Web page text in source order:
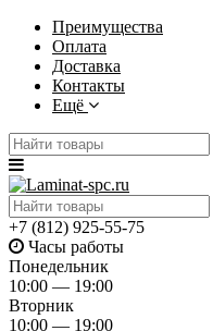
Преимущества
Оплата
Доставка
Контакты
Ещё
+7 (812) 925-55-75
Часы работы
Понедельник
10:00 — 19:00
Вторник
10:00 — 19:00